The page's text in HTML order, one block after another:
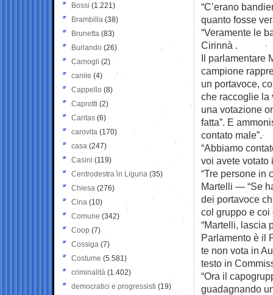
“C’erano
quanto fosse
“Veramente le
Cirinnà .
Il parlamentare
campione
un portavoce,
che raccoglie la
una votazione
fatta”. E
contato male”.
“Abbiamo
voi avete votato
“Tre persone in
Martelli — “Se
dei portavoce
col gruppo e coi
“Martelli, lascia
Parlamento è il
te non vota in
testo in
“Ora il
guadagnando
Bossi (1.221)
Brambilla (38)
Brunetta (83)
Burlando (26)
Camogli (2)
canile (4)
Cappello (8)
Caprotti (2)
Caritas (6)
carovita (170)
casa (247)
Casini (119)
Centrodestra in Liguria (35)
Chiesa (276)
Cina (10)
Comune (342)
Coop (7)
Cossiga (7)
Costume (5.581)
criminalità (1.402)
democratici e progressisti (19)